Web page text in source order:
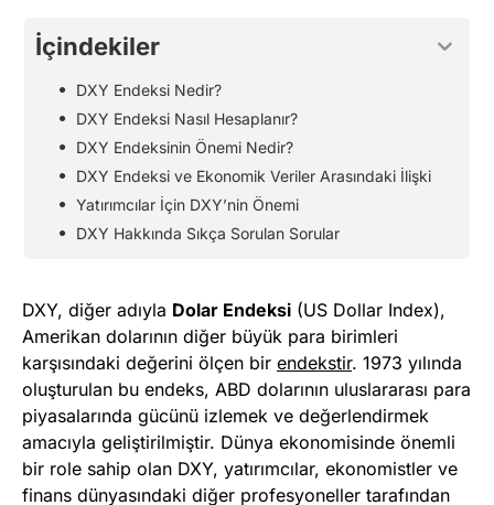
İçindekiler
DXY Endeksi Nedir?
DXY Endeksi Nasıl Hesaplanır?
DXY Endeksinin Önemi Nedir?
DXY Endeksi ve Ekonomik Veriler Arasındaki İlişki
Yatırımcılar İçin DXY’nin Önemi
DXY Hakkında Sıkça Sorulan Sorular
DXY, diğer adıyla Dolar Endeksi (US Dollar Index),
Amerikan dolarının diğer büyük para birimleri
karşısındaki değerini ölçen bir endekstir. 1973 yılında
oluşturulan bu endeks, ABD dolarının uluslararası para
piyasalarında gücünü izlemek ve değerlendirmek
amacıyla geliştirilmiştir. Dünya ekonomisinde önemli
bir role sahip olan DXY, yatırımcılar, ekonomistler ve
finans dünyasındaki diğer profesyoneller tarafından